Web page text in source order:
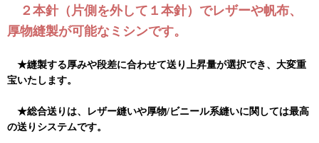
２本針（片側を外して１本針）でレザーや帆布、
厚物縫製が可能なミシンです。
★縫製する厚みや段差に合わせて送り上昇量が選択でき、大変重
宝いたします。
★総合送りは、レザー縫いや厚物/ビニール系縫いに関しては最高
の送りシステムです。